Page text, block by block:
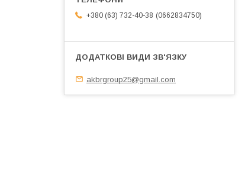
+380 (63) 732-40-38 0662834750
akbrgroup25@gmail.com